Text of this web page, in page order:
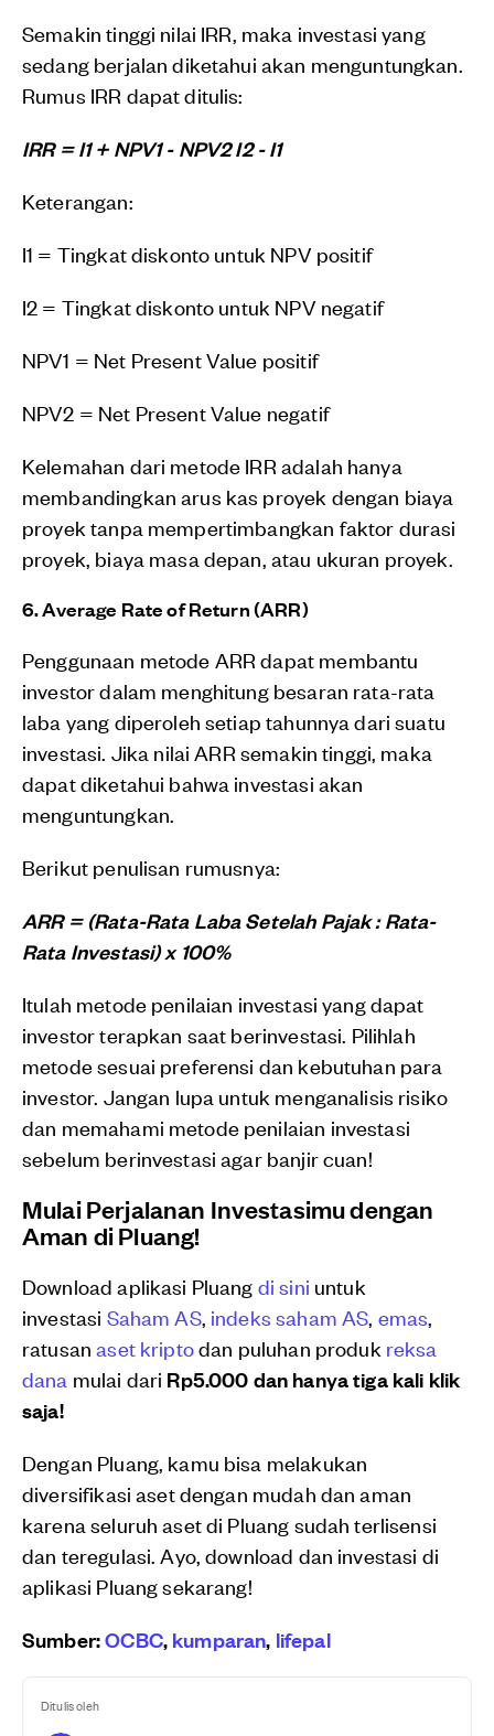
Semakin tinggi nilai IRR, maka investasi yang
sedang berjalan diketahui akan menguntungkan.
Rumus IRR dapat ditulis:
IRR = I1 + NPV1 - NPV2 I2 - I1
Keterangan:
I1 = Tingkat diskonto untuk NPV positif
I2 = Tingkat diskonto untuk NPV negatif
NPV1 = Net Present Value positif
NPV2 = Net Present Value negatif
Kelemahan dari metode IRR adalah hanya
membandingkan arus kas proyek dengan biaya
proyek tanpa mempertimbangkan faktor durasi
proyek, biaya masa depan, atau ukuran proyek.
6. Average Rate of Return (ARR)
Penggunaan metode ARR dapat membantu
investor dalam menghitung besaran rata-rata
laba yang diperoleh setiap tahunnya dari suatu
investasi. Jika nilai ARR semakin tinggi, maka
dapat diketahui bahwa investasi akan
menguntungkan.
Berikut penulisan rumusnya:
ARR = (Rata-Rata Laba Setelah Pajak : Rata-
Rata Investasi) x 100%
Itulah metode penilaian investasi yang dapat
investor terapkan saat berinvestasi. Pilihlah
metode sesuai preferensi dan kebutuhan para
investor. Jangan lupa untuk menganalisis risiko
dan memahami metode penilaian investasi
sebelum berinvestasi agar banjir cuan!
Mulai Perjalanan Investasimu dengan
Aman di Pluang!
Download aplikasi Pluang di sini untuk
investasi Saham AS, indeks saham AS, emas,
ratusanaset kriptodan puluhan produk reksa
dana mulai dari Rp5.000 dan hanya tiga kali klik
saja!
Dengan Pluang, kamu bisa melakukan
diversifikasi aset dengan mudah dan aman
karena seluruh aset di Pluang sudah terlisensi
dan teregulasi. Ayo, download dan investasi di
aplikasi Pluang sekarang!
Sumber:OCBC,kumparan, lifepal
Ditulis oleh